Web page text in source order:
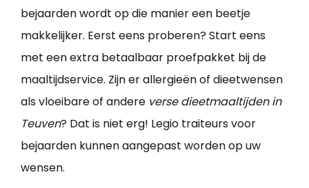
bejaarden wordt op die manier een beetje
makkelijker. Eerst eens proberen? Start eens
met een extra betaalbaar proefpakket bij de
maaltijdservice. Zijn er allergieën of dieetwensen
als vloeibare of andere verse dieetmaaltijden in
Teuven? Dat is niet erg! Legio traiteurs voor
bejaarden kunnen aangepast worden op uw
wensen.